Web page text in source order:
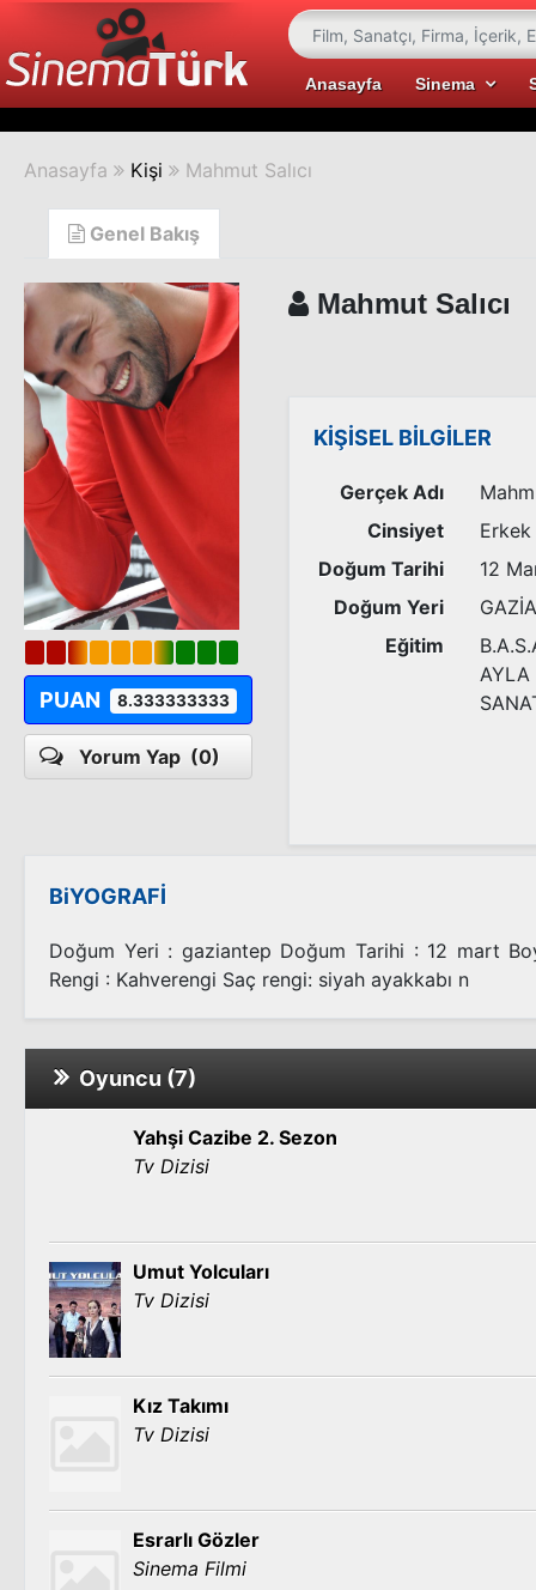
Anasayfa Sinema
Anasayfa Kişi Mahmut Salıcı
Genel Bakış
PUAN 8.333333333
Yorum Yap (0)
Mahmut Salıcı
KİŞİSEL BİLGİLER
Gerçek Adı
Cinsiyet
Erkek
Doğum Tarihi
12
Doğum Yeri
Eğitim
AYLA
BiYOGRAFİ
Doğum Yeri : gaziantep Doğum Tarihi : 12 mart
Rengi : Kahverengi Saç rengi: siyah ayakkabı n
Oyuncu (7)
Yahşi Cazibe 2. Sezon
Tv Dizisi
Umut Yolcuları
Tv Dizisi
Kız Takımı
Tv Dizisi
Esrarlı Gözler
Sinema Filmi